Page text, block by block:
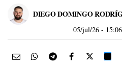
DIEGO DOMINGO
05/jul/26 - 15:06